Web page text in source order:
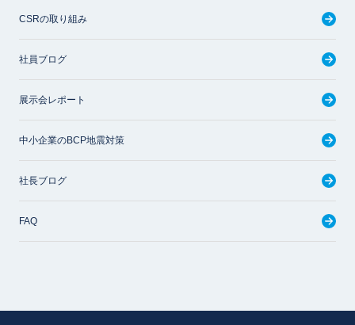
CSRの取り組み
社員ブログ
展示会レポート
中小企業のBCP地震対策
社長ブログ
FAQ